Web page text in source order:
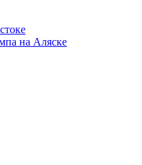
на Аляске